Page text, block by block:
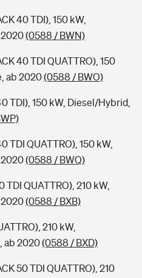
40 TDI), 150 kW,
(0588 / BWN)
40 TDI QUATTRO), 150
ab 2020(0588 / BWO)
TDI), 150 kW, Diesel/Hybrid,
TDI QUATTRO), 150 kW,
(0588 / BWQ)
TDI QUATTRO), 210 kW,
(0588 / BXB)
210 kW,
ab 2020(0588 / BXD)
50 TDI QUATTRO), 210